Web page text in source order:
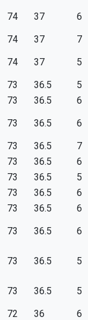
74 37
6
74 37
7
74 37
5
73 36.5
5
73 36.5
6
73 36.5
6
73 36.5
7
73 36.5
6
73 36.5
5
73 36.5
6
73 36.5
6
73 36.5 6
73 36.5 5
73 36.5
5
72 36
6